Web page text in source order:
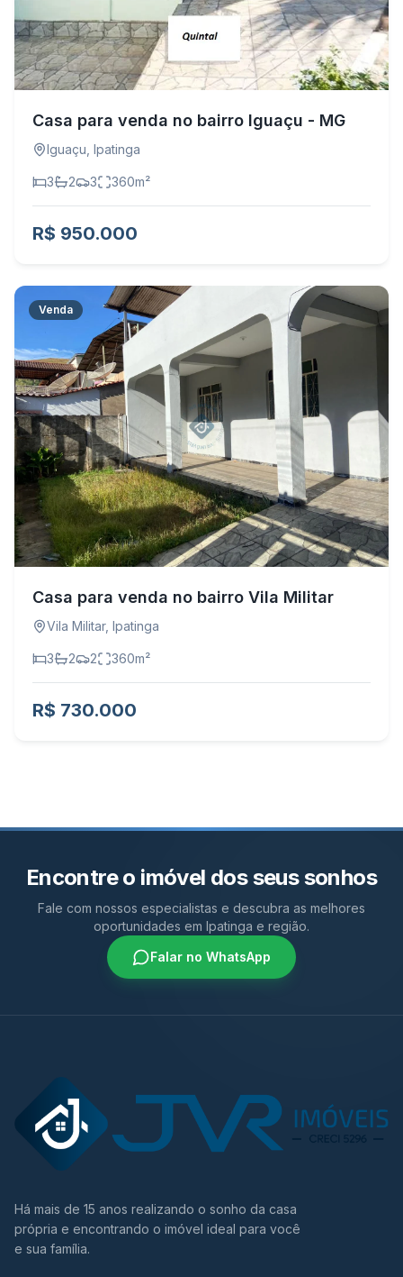
Casa para venda no bairro Iguaçu - MG
Iguaçu Ipatinga
3 2 3 360m²
R$ 950.000
Venda
Casa para venda no bairro Vila Militar
Vila Militar, Ipatinga
3 2 2 360m²
R$ 730.000
Encontre o imóvel dos seus sonhos
Fale com nossos especialistas e descubra as melhores
oportunidades em Ipatinga e região.
Falar no WhatsApp
Há mais de 15 anos realizando o sonho da casa
própria e encontrando o imóvel ideal para você
e sua família.